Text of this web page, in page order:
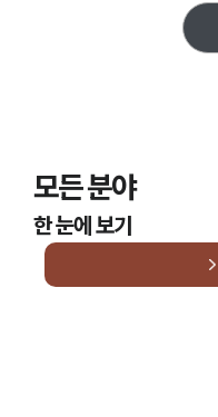
모든 분야
한 눈에 보기